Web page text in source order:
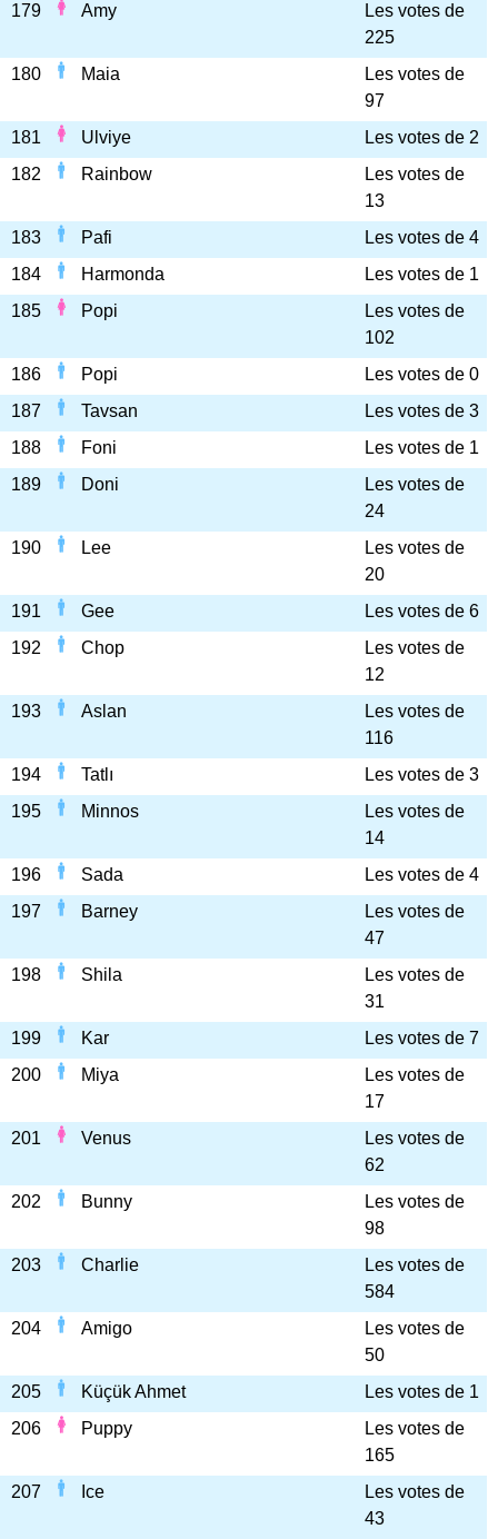
179 Amy
Les votes de
225
180
Maia
Les votes de
97
181
Ulviye
Les votes de 2
182
Rainbow
Les votes de
13
183
Pafi
Les votes de 4
184
Harmonda
Les votes de 1
185
Popi
Les votes de
102
186
Popi
Les votes de 0
187
Tavsan
Les votes de 3
188
Foni
Les votes de 1
189
Doni
Les votes de
24
190
Lee
Les votes de
20
191
Gee
Les votes de 6
192
Chop
Les votes de
12
193
Aslan
Les votes de
116
194
Tatlı
Les votes de 3
195
Minnos
Les votes de
14
196
Sada
Les votes de 4
197
Barney
Les votes de
47
198
Shila
Les votes de
31
199
Kar
Les votes de 7
200
Miya
Les votes de
17
201
Venus
Les votes de
62
202
Bunny
Les votes de
98
203
Charlie
Les votes de
584
204
Amigo
Les votes de
50
205
Küçük Ahmet
Les votes de 1
206
Puppy
Les votes de
165
207
Ice
Les votes de
43